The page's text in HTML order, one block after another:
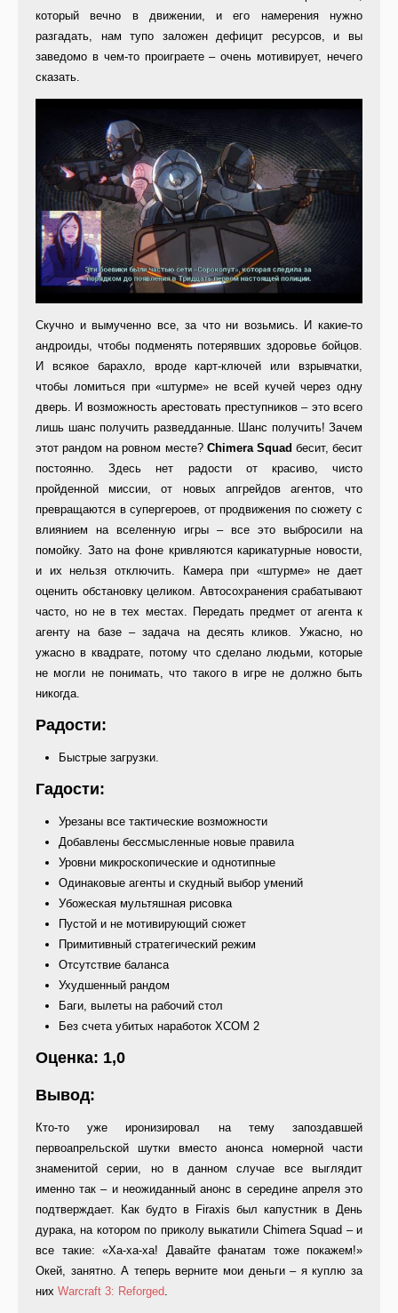
который вечно в движении, и его намерения нужно
разгадать, нам тупо заложен дефицит ресурсов, и вы
заведомо в чем-то проиграете – очень мотивирует, нечего
сказать.
Скучно и вымученно все, за что ни возьмись. И какие-то
андроиды, чтобы подменять потерявших здоровье бойцов.
И всякое барахло, вроде карт-ключей или взрывчатки,
чтобы ломиться при «штурме» не всей кучей через одну
дверь. И возможность арестовать преступников – это всего
лишь шанс получить разведданные. Шанс получить! Зачем
этот рандом на ровном месте? Chimera Squad бесит, бесит
постоянно. Здесь нет радости от красиво, чисто
пройденной миссии, от новых апгрейдов агентов, что
превращаются в супергероев, от продвижения по сюжету с
влиянием на вселенную игры – все это выбросили на
помойку. Зато на фоне кривляются карикатурные новости,
и их нельзя отключить. Камера при «штурме» не дает
оценить обстановку целиком. Автосохранения срабатывают
часто, но не в тех местах. Передать предмет от агента к
агенту на базе – задача на десять кликов. Ужасно, но
ужасно в квадрате, потому что сделано людьми, которые
не могли не понимать, что такого в игре не должно быть
никогда.
Радости:
Быстрые загрузки.
Гадости:
Урезаны все тактические возможности
Добавлены бессмысленные новые правила
Уровни микроскопические и однотипные
Одинаковые агенты и скудный выбор умений
Убожеская мультяшная рисовка
Пустой и не мотивирующий сюжет
Примитивный стратегический режим
Отсутствие баланса
Ухудшенный рандом
Баги, вылеты на рабочий стол
Без счета убитых наработок XCOM 2
Оценка: 1,0
Вывод:
Кто-то уже иронизировал на тему запоздавшей
первоапрельской шутки вместо анонса номерной части
знаменитой серии, но в данном случае все выглядит
именно так – и неожиданный анонс в середине апреля это
подтверждает. Как будто в Firaxis был капустник в День
дурака, на котором по приколу выкатили Chimera Squad – и
все такие: «Ха-ха-ха! Давайте фанатам тоже покажем!»
Окей, занятно. А теперь верните мои деньги – я куплю за
них Warcraft 3: Reforged